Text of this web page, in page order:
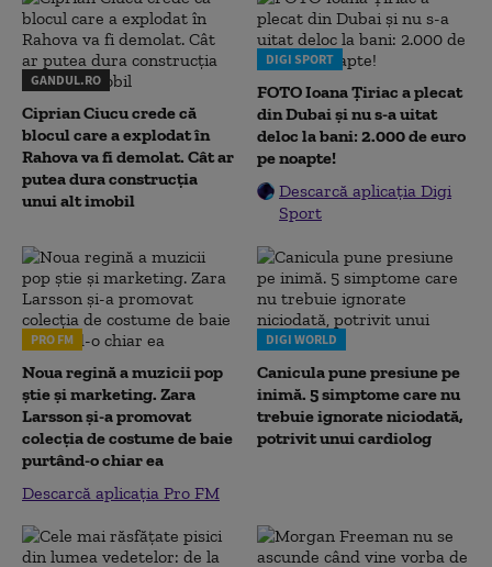
GANDUL.RO
Ciprian Ciucu crede că
blocul care a explodat în
Rahova va fi demolat. Cât ar
putea dura construcția
unui alt imobil
DIGI SPORT
FOTO Ioana Țiriac a plecat
din Dubai și nu s-a uitat
deloc la bani: 2.000 de euro
pe noapte!
Descarcă aplicația Digi
Sport
PRO FM
Noua regină a muzicii pop
știe și marketing. Zara
Larsson și-a promovat
colecția de costume de baie
purtând-o chiar ea
Descarcă aplicația Pro FM
DIGI WORLD
Canicula pune presiune pe
inimă. 5 simptome care nu
trebuie ignorate niciodată,
potrivit unui cardiolog